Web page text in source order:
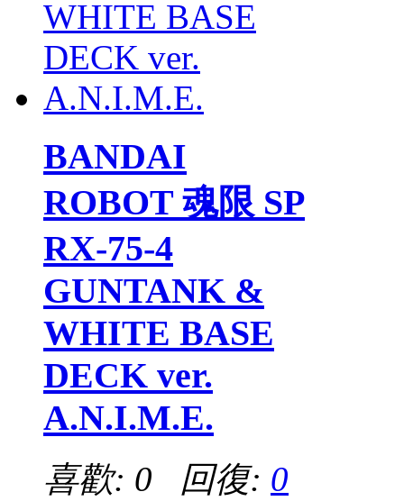
BANDAI
ROBOT 魂限 SP
RX-75-4
GUNTANK &
WHITE BASE
DECK ver.
A.N.I.M.E.
喜歡: 0 回復: 0